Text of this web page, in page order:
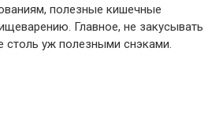
полезные кишечные
Главное, не закусывать
столь уж полезными снэками.